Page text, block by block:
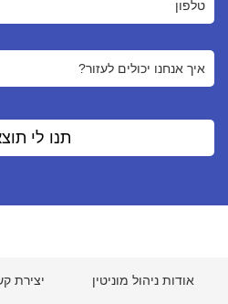
אודות ניהול מוניטין יצירת קשר